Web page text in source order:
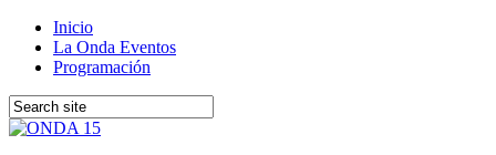
Inicio
La Onda Eventos
Programación